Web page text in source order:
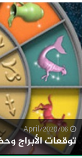
توقعات الأبراج